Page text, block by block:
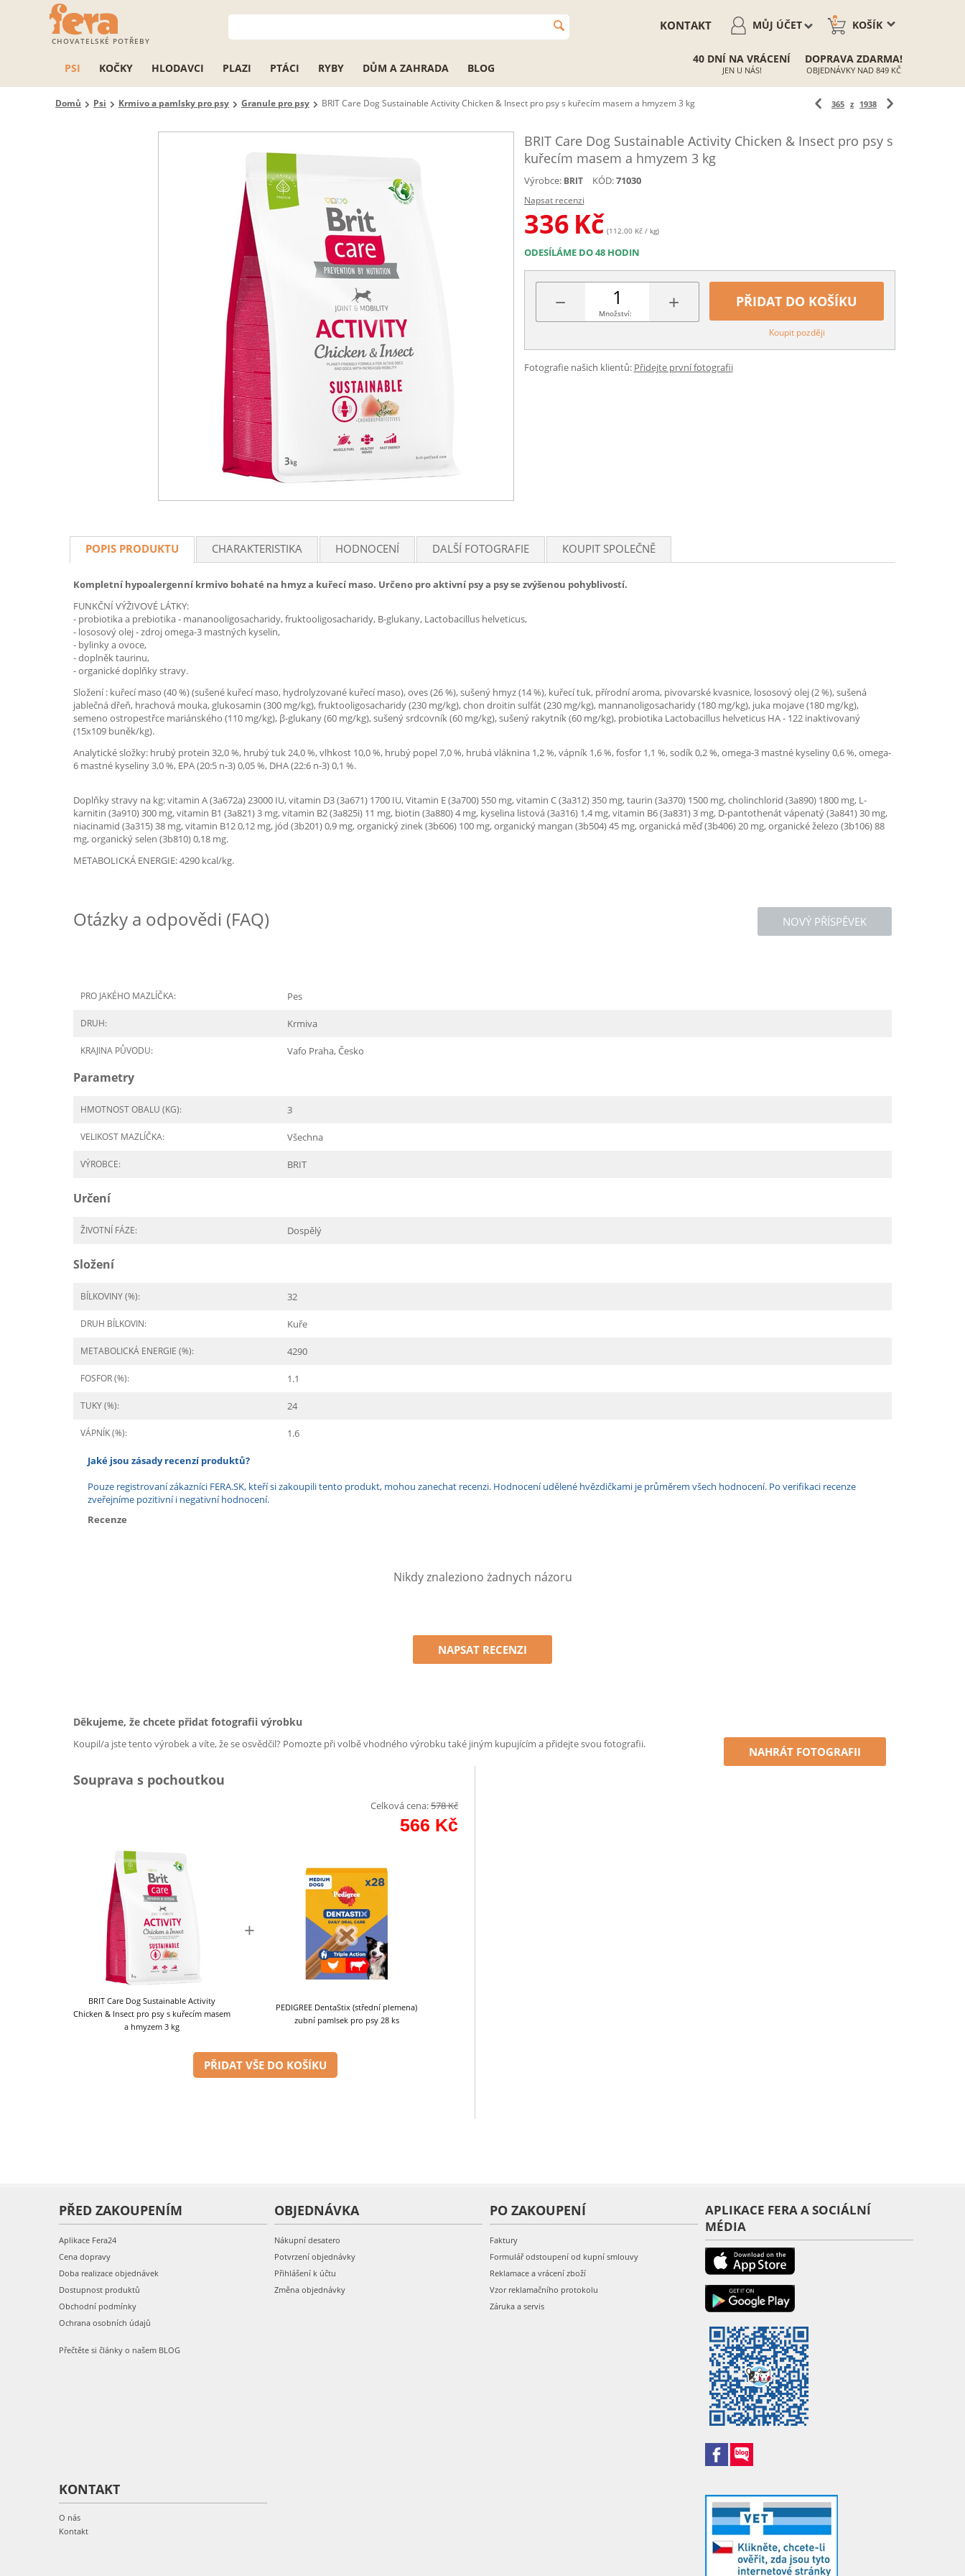
CHOVATELSKÉ POTŘEBY
KOŠÍK
0
MŮJ ÚČET
KONTAKT
PSI KOČKY HLODAVCI PLAZI PTÁCI RYBY DŮM A ZAHRADA BLOG
40 DNÍ NA VRÁCENÍ
JEN U NÁS!
DOPRAVA ZDARMA!
OBJEDNÁVKY NAD 849 KČ
Domů Psi Krmivo a pamlsky pro psy Granule pro psy BRIT Care Dog Sustainable Activity Chicken & Insect pro psy s kuřecím masem a hmyzem 3 kg 365 z 1938
BRIT Care Dog Sustainable Activity Chicken & Insect pro psy s
kuřecím masem a hmyzem 3 kg
Výrobce: BRIT KÓD:71030
Napsat recenzi
336 Kč (112.00 Kč / kg)
ODESÍLÁME DO 48 HODIN
− +
Množství:
PŘIDAT DO KOŠÍKU
Koupit později
Fotografie našich klientů: Přidejte první fotografii
POPIS PRODUKTU CHARAKTERISTIKA HODNOCENÍ DALŠÍ FOTOGRAFIE KOUPIT SPOLEČNĚ
Kompletní hypoalergenní krmivo bohaté na hmyz a kuřecí maso. Určeno pro aktivní psy a psy se zvýšenou pohyblivostí.
FUNKČNÍ VÝŽIVOVÉ LÁTKY:
- probiotika a prebiotika - mananooligosacharidy, fruktooligosacharidy, B-glukany, Lactobacillus helveticus,
- lososový olej - zdroj omega-3 mastných kyselin,
- bylinky a ovoce,
- doplněk taurinu,
- organické doplňky stravy.
Složení : kuřecí maso (40 %) (sušené kuřecí maso, hydrolyzované kuřecí maso), oves (26 %), sušený hmyz (14 %), kuřecí tuk, přírodní aroma, pivovarské kvasnice, lososový olej (2 %), sušená
jablečná dřeň, hrachová mouka, glukosamin (300 mg/kg), fruktooligosacharidy (230 mg/kg), chon droitin sulfát (230 mg/kg), mannanoligosacharidy (180 mg/kg), juka mojave (180 mg/kg),
semeno ostropestřce mariánského (110 mg/kg), β-glukany (60 mg/kg), sušený srdcovník (60 mg/kg), sušený rakytník (60 mg/kg), probiotika Lactobacillus helveticus HA - 122 inaktivovaný
(15x109 buněk/kg).
Analytické složky: hrubý protein 32,0 %, hrubý tuk 24,0 %, vlhkost 10,0 %, hrubý popel 7,0 %, hrubá vláknina 1,2 %, vápník 1,6 %, fosfor 1,1 %, sodík 0,2 %, omega-3 mastné kyseliny 0,6 %, omega-
6 mastné kyseliny 3,0 %, EPA (20:5 n-3) 0,05 %, DHA (22:6 n-3) 0,1 %.
Doplňky stravy na kg: vitamin A (3a672a) 23000 IU, vitamin D3 (3a671) 1700 IU, Vitamin E (3a700) 550 mg, vitamin C (3a312) 350 mg, taurin (3a370) 1500 mg, cholinchlorid (3a890) 1800 mg, L-
karnitin (3a910) 300 mg, vitamin B1 (3a821) 3 mg, vitamin B2 (3a825i) 11 mg, biotin (3a880) 4 mg, kyselina listová (3a316) 1,4 mg, vitamin B6 (3a831) 3 mg, D-pantothenát vápenatý (3a841) 30 mg,
niacinamid (3a315) 38 mg, vitamin B12 0,12 mg, jód (3b201) 0,9 mg, organický zinek (3b606) 100 mg, organický mangan (3b504) 45 mg, organická měď (3b406) 20 mg, organické železo (3b106) 88
mg, organický selen (3b810) 0,18 mg.
METABOLICKÁ ENERGIE: 4290 kcal/kg.
NOVÝ PŘÍSPĚVEK
Otázky a odpovědi (FAQ)
PRO JAKÉHO MAZLÍČKA: Pes
DRUH: Krmiva
KRAJINA PŮVODU: Vafo Praha, Česko
Parametry
HMOTNOST OBALU (KG): 3
VELIKOST MAZLÍČKA: Všechna
VÝROBCE: BRIT
Určení
ŽIVOTNÍ FÁZE: Dospělý
Složení
BÍLKOVINY (%): 32
DRUH BÍLKOVIN: Kuře
METABOLICKÁ ENERGIE (%): 4290
FOSFOR (%): 1.1
TUKY (%): 24
VÁPNÍK (%): 1.6
Jaké jsou zásady recenzí produktů?
Pouze registrovaní zákazníci FERA.SK, kteří si zakoupili tento produkt, mohou zanechat recenzi. Hodnocení udělené hvězdičkami je průměrem všech hodnocení. Po verifikaci recenze
zveřejníme pozitivní i negativní hodnocení.
Recenze
Nikdy znaleziono żadnych názoru
NAPSAT RECENZI
Děkujeme, že chcete přidat fotografii výrobku
Koupil/a jste tento výrobek a víte, že se osvědčil? Pomozte při volbě vhodného výrobku také jiným kupujícím a přidejte svou fotografii.
NAHRÁT FOTOGRAFII
Souprava s pochoutkou
Celková cena:578Kč
566 Kč
BRIT Care Dog Sustainable Activity
Chicken & Insect pro psy s kuřecím masem
a hmyzem 3 kg
+
PEDIGREE DentaStix (střední plemena)
zubní pamlsek pro psy 28 ks
PŘIDAT VŠE DO KOŠÍKU
PŘED ZAKOUPENÍM
Aplikace Fera24
Cena dopravy
Doba realizace objednávek
Dostupnost produktů
Obchodní podmínky
Ochrana osobních údajů
Přečtěte si články o našem BLOG
OBJEDNÁVKA
Nákupní desatero
Potvrzení objednávky
Přihlášení k účtu
Změna objednávky
PO ZAKOUPENÍ
Faktury
Formulář odstoupení od kupní smlouvy
Reklamace a vrácení zboží
Vzor reklamačního protokolu
Záruka a servis
APLIKACE FERA A SOCIÁLNÍ
MÉDIA
KONTAKT
O nás
Kontakt